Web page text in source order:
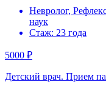
Невролог,
наук
Стаж: 23 года
5000 ₽
Детский врач. Прием